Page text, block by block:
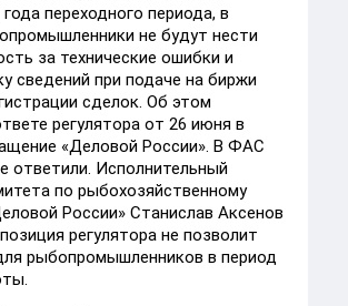
переходного периода, в
не будут нести
за технические ошибки и
сведений при подаче на биржи
сделок. Об этом
регулятора от 26 июня в
«Деловой России». В ФАС
ответили. Исполнительный
по рыбохозяйственному
России» Станислав Аксенов
регулятора не позволит
рыбопромышленников в период